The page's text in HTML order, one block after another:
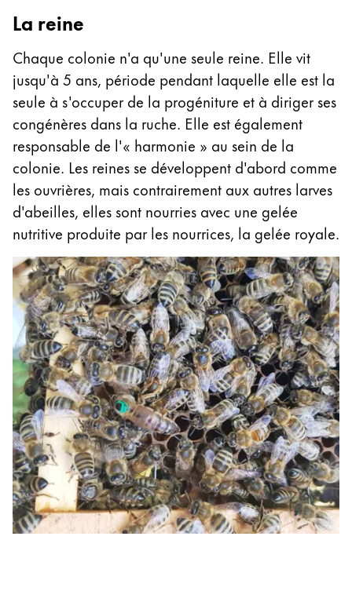
La reine
Chaque colonie n'a qu'une seule reine. Elle vit
jusqu'à 5 ans, période pendant laquelle elle est la
seule à s'occuper de la progéniture et à diriger ses
congénères dans la ruche. Elle est également
responsable de l'« harmonie » au sein de la
colonie. Les reines se développent d'abord comme
les ouvrières, mais contrairement aux autres larves
d'abeilles, elles sont nourries avec une gelée
nutritive produite par les nourrices, la gelée royale.